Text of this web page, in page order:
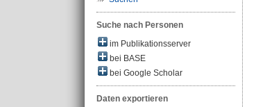
Suche nach Personen
im Publikationsserver
bei BASE
bei Google Scholar
Daten exportieren